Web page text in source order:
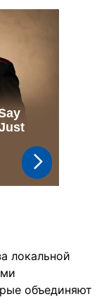
локальной
объединяют